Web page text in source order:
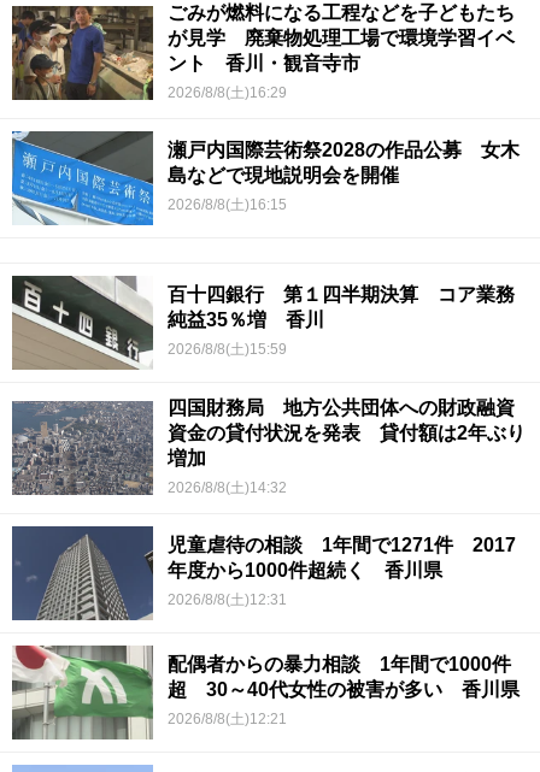
ごみが燃料になる工程などを子どもたち
が見学 廃棄物処理工場で環境学習イベ
ント 香川・観音寺市
2026/8/8(土)16:29
瀬戸内国際芸術祭2028の作品公募 女木
島などで現地説明会を開催
2026/8/8(土)16:15
百十四銀行 第１四半期決算 コア業務
純益35％増 香川
2026/8/8(土)15:59
四国財務局 地方公共団体への財政融資
資金の貸付状況を発表 貸付額は2年ぶり
増加
2026/8/8(土)14:32
児童虐待の相談 1年間で1271件 2017
年度から1000件超続く 香川県
2026/8/8(土)12:31
配偶者からの暴力相談 1年間で1000件
超 30～40代女性の被害が多い 香川県
2026/8/8(土)12:21